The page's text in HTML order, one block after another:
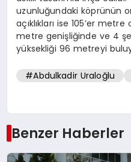
uzunluğundaki köprünün
açıklıkları ise 105’er
metre genişliğinde ve 4
yüksekliği 96 metreyi
#Abdulkadir Uraloğlu
Benzer Haberler